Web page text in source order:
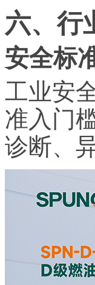
六、行
安全标
工业安
准入门
诊断、